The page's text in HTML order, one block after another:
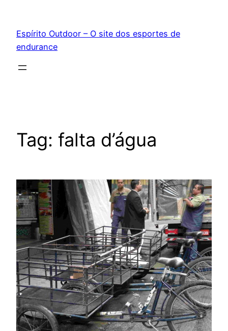
conteúdo
Espírito Outdoor – O site dos esportes de
endurance
Tag: falta d’água